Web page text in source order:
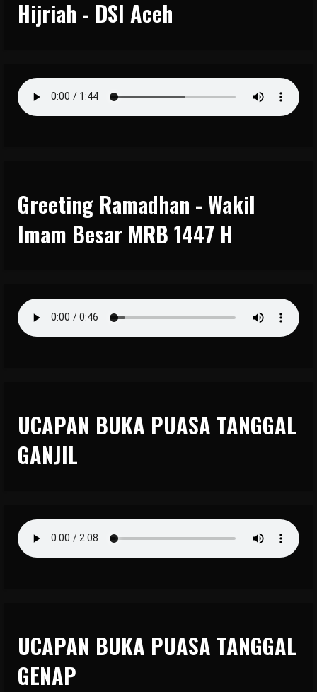
Hijriah - DSI Aceh
Greeting Ramadhan - Wakil
Imam Besar MRB 1447 H
UCAPAN BUKA PUASA TANGGAL
GANJIL
UCAPAN BUKA PUASA TANGGAL
GENAP